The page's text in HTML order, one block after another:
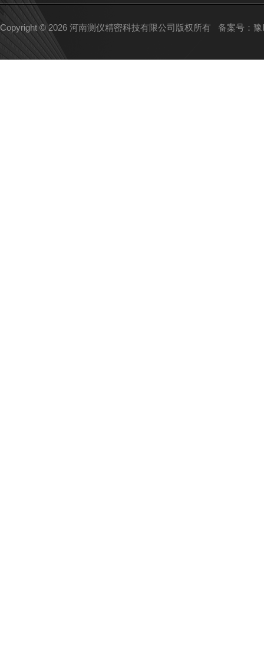
Copyright © 2026 河南测仪精密科技有限公司版权所有 备案号：